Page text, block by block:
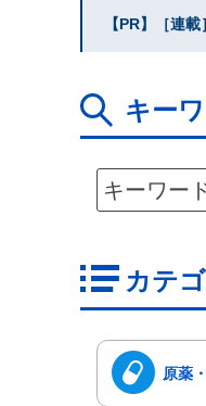
【PR】［連
キー
カテ
原薬